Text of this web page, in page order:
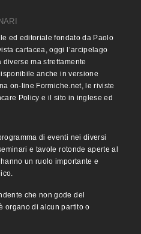
ed editoriale fondato da Paolo
cartacea, oggi l’arcipelago
diverse ma strettamente
anche in versione
on-line Formiche.net, le riviste
Policy e il sito in inglese ed
di eventi nei diversi
e tavole rotonde aperte al
un ruolo importante e
che non gode del
organo di alcun partito o